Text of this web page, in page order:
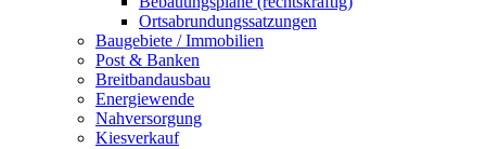
Ortsabrundungssatzungen
Baugebiete / Immobilien
Post & Banken
Breitbandausbau
Energiewende
Nahversorgung
Kiesverkauf